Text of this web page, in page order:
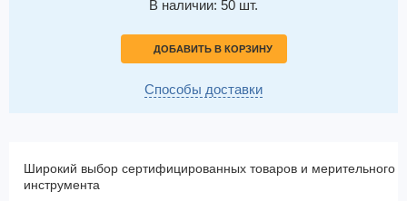
В наличии: 50 шт.
ДОБАВИТЬ В КОРЗИНУ
Способы доставки
Широкий выбор сертифицированных товаров и мерительного
инструмента